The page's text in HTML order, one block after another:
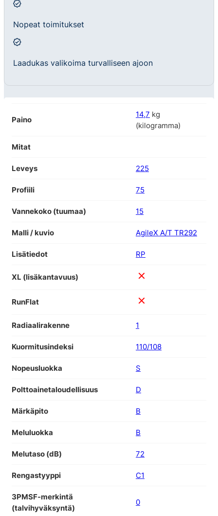
Nopeat toimitukset
Laadukas valikoima turvalliseen ajoon
Paino
14,7 kg
(kilogramma)
Mitat
Leveys 225
Profiili 75
Vannekoko (tuumaa) 15
Malli / kuvio AgileX A/T TR292
Lisätiedot RP
XL (lisäkantavuus)
RunFlat
Radiaalirakenne 1
Kuormitusindeksi 110/108
Nopeusluokka S
Polttoainetaloudellisuus D
Märkäpito B
Meluluokka B
Melutaso (dB) 72
Rengastyyppi C1
3PMSF-merkintä
(talvihyväksyntä)
0